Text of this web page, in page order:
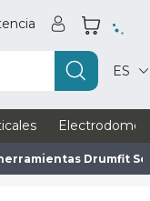
ES
Drumfit